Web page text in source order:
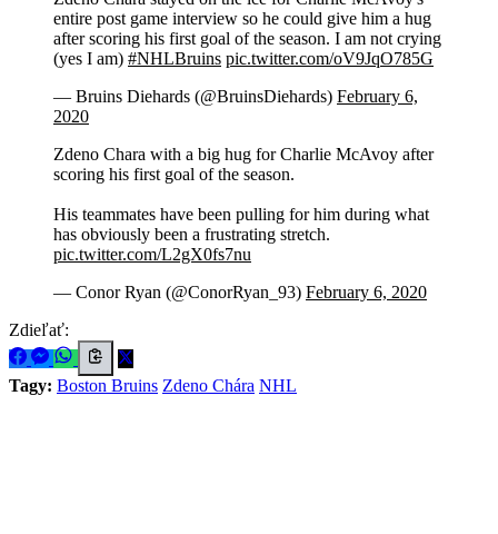
entire post game interview so he could give him a hug
after scoring his first goal of the season. I am not crying
(yes I am) #NHLBruins pic.twitter.com/oV9JqO785G
— Bruins Diehards (@BruinsDiehards) February 6,
2020
Zdeno Chara with a big hug for Charlie McAvoy after
scoring his first goal of the season.
His teammates have been pulling for him during what
has obviously been a frustrating stretch.
pic.twitter.com/L2gX0fs7nu
— Conor Ryan (@ConorRyan_93) February 6, 2020
Zdieľať:
Tagy: Boston Bruins Zdeno Chára NHL